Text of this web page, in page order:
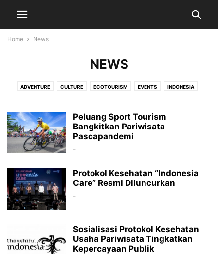
Home News
NEWS
ADVENTURE CULTURE ECOTOURISM EVENTS INDONESIA
SPORT TOURISMPeluang Sport Tourism
Bangkitkan Pariwisata
Pascapandemi
-
Protokol Kesehatan “Indonesia
Care” Resmi Diluncurkan
-
Sosialisasi Protokol Kesehatan
Usaha Pariwisata Tingkatkan
Kepercayaan Publik